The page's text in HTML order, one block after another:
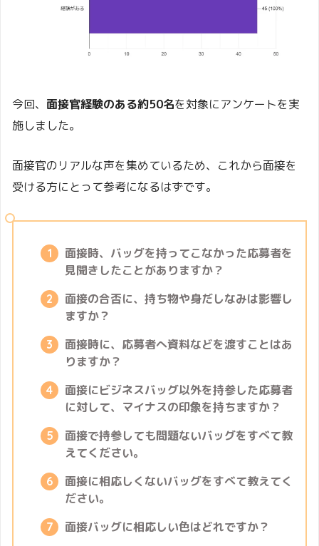
今回、 面接官経験のある約50名を対象にアンケートを実
施しました。
面接官のリアルな声を集めているため、これから面接を
受ける方にとって参考になるはずです。
面接時、バッグを持ってこなかった応募者を
見聞きしたことがありますか？
面接の合否に、持ち物や身だしなみは影響し
ますか？
面接時に、応募者へ資料などを渡すことはあ
りますか？
面接にビジネスバッグ以外を持参した応募者
に対して、マイナスの印象を持ちますか？
面接で持参しても問題ないバッグをすべて教
えてください。
面接に相応しくないバッグをすべて教えてく
ださい。
面接バッグに相応しい色はどれですか？